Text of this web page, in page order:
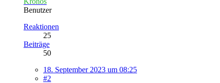
Benutzer
Reaktionen
25
Beiträge
50
18. September 2023 um 08:25
#2